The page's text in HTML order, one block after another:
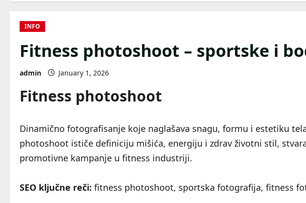
INFO
Fitness photoshoot – sportske i
admin January 1, 2026
Fitness photoshoot
Dinamično fotografisanje koje naglašava snagu, formu i estetiku
photoshoot ističe definiciju mišića, energiju i zdrav životni stil,
promotivne kampanje u fitness industriji.
SEO ključne reči: fitness photoshoot, sportska fotografija, fitness